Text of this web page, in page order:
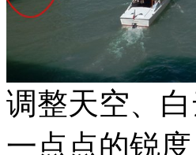
调整天空、
一点点的锐